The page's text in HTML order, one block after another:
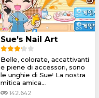
Sue's Nail Art
Belle, colorate, accattivanti
e piene di accessori, sono
le unghie di Sue! La nostra
mitica amica...
142.642